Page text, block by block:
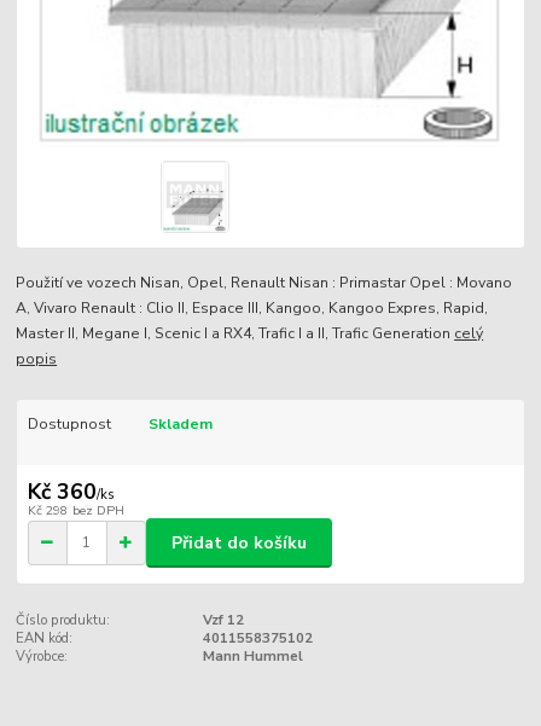
Použití ve vozech Nisan, Opel, Renault Nisan : Primastar Opel : Movano
A, Vivaro Renault : Clio II, Espace III, Kangoo, Kangoo Expres, Rapid,
Master II, Megane I, Scenic I a RX4, Trafic I a II, Trafic Generation celý
popis
Dostupnost Skladem
Kč 360/ks
Kč 298 bez DPH
Přidat do košíku
Číslo produktu:
Vzf 12
EAN kód:
4011558375102
Výrobce:
Mann Hummel